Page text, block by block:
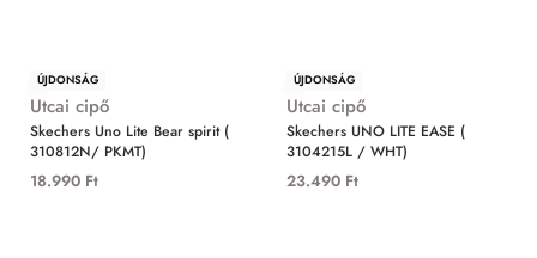
ÚJDONSÁG
Utcai cipő
Skechers Uno Lite Bear spirit (
310812N/ PKMT)
18.990 Ft
ÚJDONSÁG
Utcai cipő
Skechers UNO LITE EASE (
3104215L / WHT)
23.490 Ft